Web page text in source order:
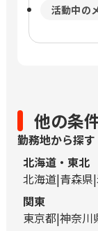
活動中の
他の条
勤務地から探す
北海道・東北
北海道 青森県
関東
東京都 神奈川